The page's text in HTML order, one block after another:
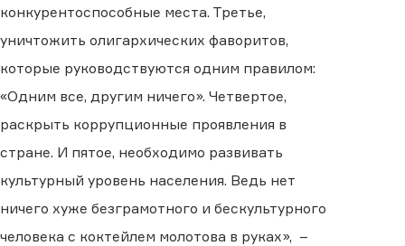
конкурентоспособные места. Третье,
уничтожить олигархических фаворитов,
которые руководствуются одним правилом:
«Одним все, другим ничего». Четвертое,
раскрыть коррупционные проявления в
стране. И пятое, необходимо развивать
культурный уровень населения. Ведь нет
ничего хуже безграмотного и бескультурного
человека с коктейлем молотова в руках», –